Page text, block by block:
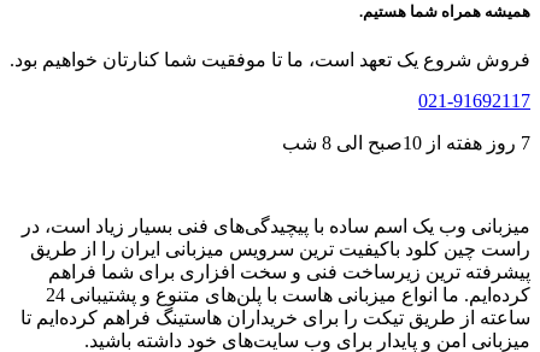
همراه شما هستیم.
شروع یک تعهد است، ما تا موفقیت شما کنارتان خواهیم بود.
021-
وب یک اسم ساده با پیچیدگی‌های فنی بسیار زیاد است، در
چین کلود باکیفیت ترین سرویس میزبانی ایران را از طریق
ترین زیرساخت فنی و سخت افزاری برای شما فراهم
کرده‌ایم. ما انواع میزبانی هاست با پلن‌های متنوع و پشتیبانی 24
از طریق تیکت را برای خریداران هاستینگ فراهم کرده‌ایم تا
امن و پایدار برای وب سایت‌های خود داشته باشید.